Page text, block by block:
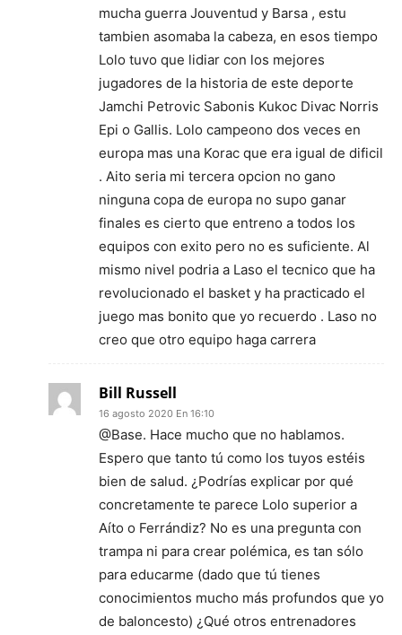
mucha guerra Jouventud y Barsa , estu
tambien asomaba la cabeza, en esos tiempo
Lolo tuvo que lidiar con los mejores
jugadores de la historia de este deporte
Jamchi Petrovic Sabonis Kukoc Divac Norris
Epi o Gallis. Lolo campeono dos veces en
europa mas una Korac que era igual de dificil
. Aito seria mi tercera opcion no gano
ninguna copa de europa no supo ganar
finales es cierto que entreno a todos los
equipos con exito pero no es suficiente. Al
mismo nivel podria a Laso el tecnico que ha
revolucionado el basket y ha practicado el
juego mas bonito que yo recuerdo . Laso no
creo que otro equipo haga carrera
Bill Russell
16 agosto 2020 En 16:10
@Base. Hace mucho que no hablamos.
Espero que tanto tú como los tuyos estéis
bien de salud. ¿Podrías explicar por qué
concretamente te parece Lolo superior a
Aíto o Ferrándiz? No es una pregunta con
trampa ni para crear polémica, es tan sólo
para educarme (dado que tú tienes
conocimientos mucho más profundos que yo
de baloncesto) ¿Qué otros entrenadores